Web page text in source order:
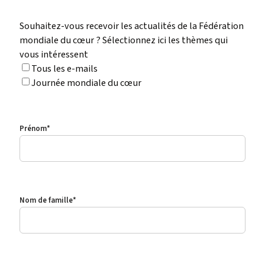
Cases
cocher
de
type
Souhaitez-vous recevoir les actualités de la Fédération
mondiale du cœur ? Sélectionnez ici les thèmes qui
vous intéressent
Tous les e-mails
Journée mondiale du cœur
Prénom*
Nom de famille*